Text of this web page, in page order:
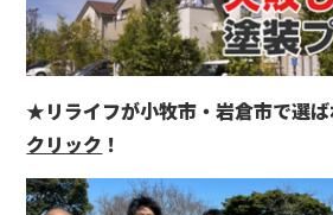
★リライフが小牧市・岩倉市で選
クリック ！